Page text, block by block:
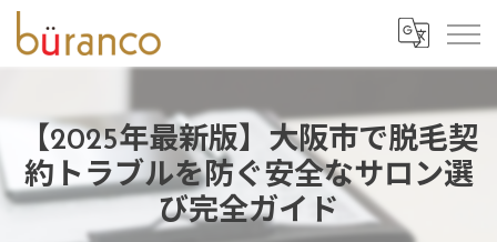
【2025年最新版】大阪市で脱毛契
約トラブルを防ぐ安全なサロン選
び完全ガイド